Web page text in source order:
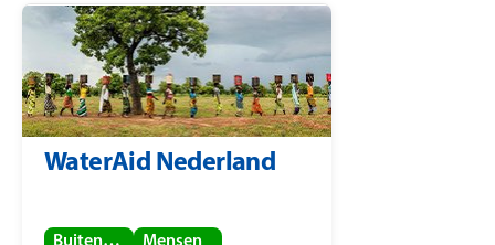
WaterAid Nederland